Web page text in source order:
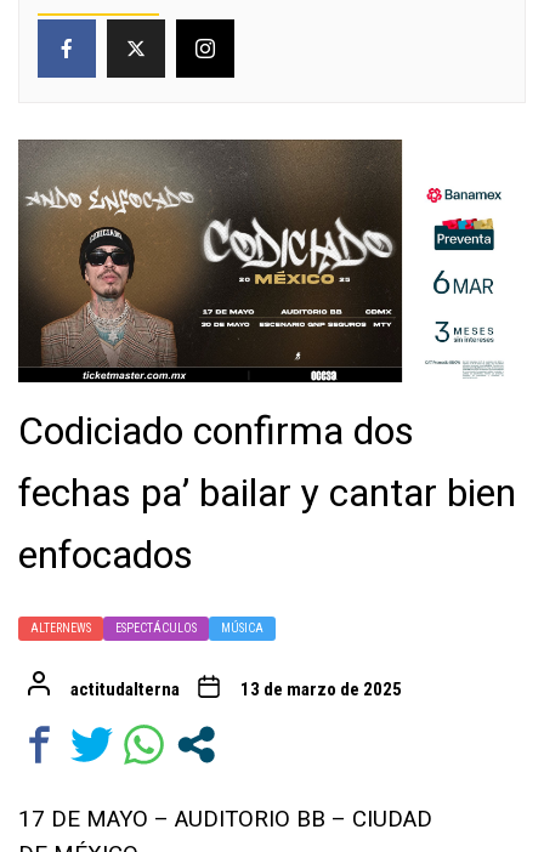
Codiciado confirma dos
fechas pa’ bailar y cantar bien
enfocados
ALTERNEWS ESPECTÁCULOS MÚSICA
actitudalterna 13 de marzo de 2025
17 DE MAYO – AUDITORIO BB – CIUDAD